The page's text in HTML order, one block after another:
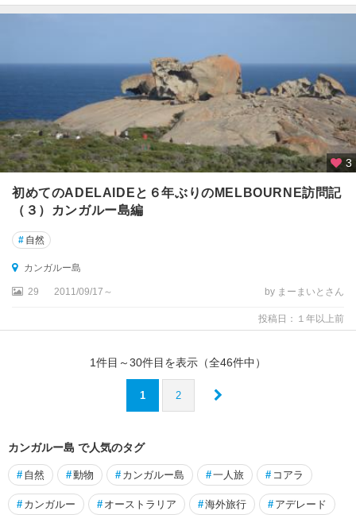
デ
ト
ホ
リ
デ
ー
ト
周
ビ
マ
グ
3
初めてのADELAIDEと６年ぶりのMELBOURNE訪問記
（３）カンガルー島編
# 自然
カンガルー島
29 2011/09/17～ by まーまいとさん
投稿日：１年以上前
1件目～30件目を表示（全46件中）
1 2
カンガルー島 で人気のタグ
# 自然 #動物 # カンガルー島 #一人旅 # コアラ
# カンガルー # オーストラリア #海外旅行 # アデレード